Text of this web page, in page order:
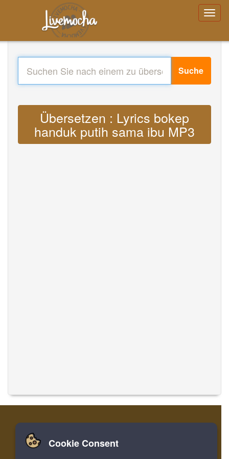
Suche
Übersetzen : Lyrics bokep
handuk putih sama ibu MP3
Zuhause Einloggen
Cookie Consent